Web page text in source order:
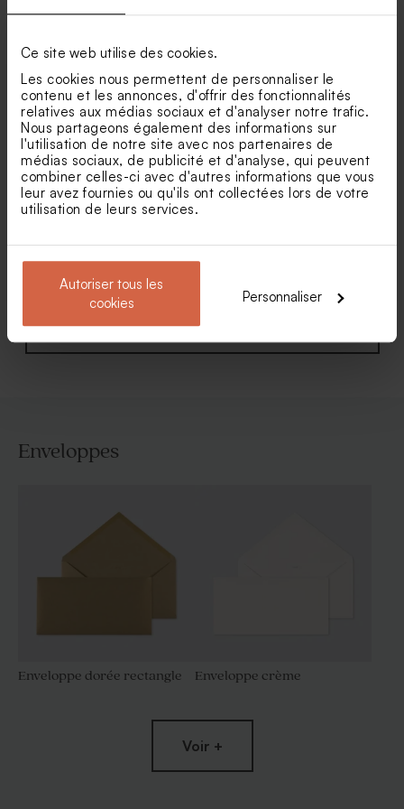
Ce site web utilise des cookies.
Les cookies nous permettent de personnaliser le
contenu et les annonces, d'offrir des fonctionnalités
relatives aux médias sociaux et d'analyser notre trafic.
Nous partageons également des informations sur
l'utilisation de notre site avec nos partenaires de
médias sociaux, de publicité et d'analyse, qui peuvent
combiner celles-ci avec d'autres informations que vous
leur avez fournies ou qu'ils ont collectées lors de votre
utilisation de leurs services.
Autoriser tous les
cookies
Personnaliser
amande 1 kg (± 300 ex)
et blanc
Faire part mariage naturel et
tendance (et fleurs séchées*)
Faire part mariage carré
avec message doré
Voir toute la collection Faire-part mariage
Enveloppes
Enveloppe dorée rectangle Enveloppe crème
Voir +